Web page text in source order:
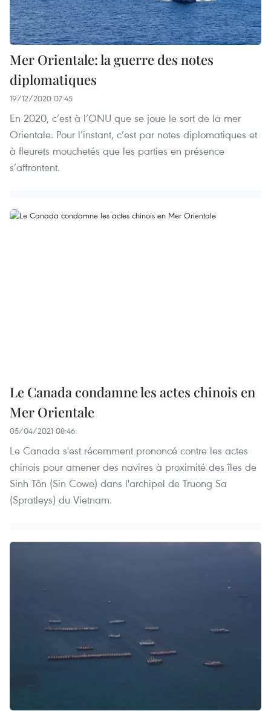
Mer Orientale: la guerre des notes
diplomatiques
19/12/2020 07:45
En 2020, c’est à l’ONU que se joue le sort de la mer
Orientale. Pour l’instant, c’est par notes diplomatiques et
à fleurets mouchetés que les parties en présence
s’affrontent.
Le Canada condamne les actes chinois en
Mer Orientale
05/04/2021 08:46
Le Canada s'est récemment prononcé contre les actes
chinois pour amener des navires à proximité des îles de
Sinh Tôn (Sin Cowe) dans l'archipel de Truong Sa
(Spratleys) du Vietnam.